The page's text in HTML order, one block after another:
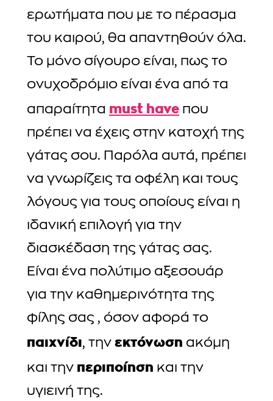
ερωτήματα που με το πέρασμα
του καιρού, θα απαντηθούν όλα.
Το μόνο σίγουρο είναι, πως το
ονυχοδρόμιο είναι ένα από τα
απαραίτητα must have που
πρέπει να έχεις στην κατοχή της
γάτας σου. Παρόλα αυτά, πρέπει
να γνωρίζεις τα οφέλη και τους
λόγους για τους οποίους είναι η
ιδανική επιλογή για την
διασκέδαση της γάτας σας.
Είναι ένα πολύτιμο αξεσουάρ
για την καθημερινότητα της
φίλης σας , όσον αφορά το
παιχνίδι, την εκτόνωση ακόμη
και την περιποίηση και την
υγιεινή της.